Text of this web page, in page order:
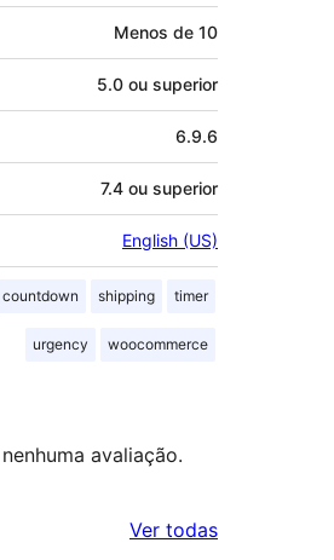
Menos de 10
5.0 ou superior
6.9.6
7.4 ou superior
English (US)
countdown shipping timer
urgency woocommerce
avaliação.
Ver todasavaliações